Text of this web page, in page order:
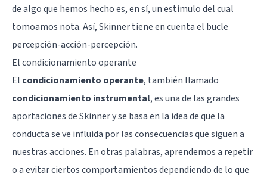
de algo que hemos hecho es, en sí, un estímulo del cual
tomoamos nota. Así, Skinner tiene en cuenta el bucle
percepción-acción-percepción.
El condicionamiento operante
El condicionamiento operante, también llamado
condicionamiento instrumental, es una de las grandes
aportaciones de Skinner y se basa en la idea de que la
conducta se ve influida por las consecuencias que siguen a
nuestras acciones. En otras palabras, aprendemos a repetir
o a evitar ciertos comportamientos dependiendo de lo que